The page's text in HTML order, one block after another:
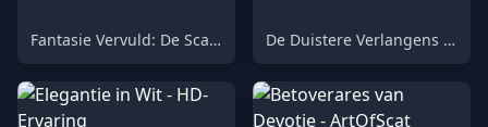
Fantasie Vervuld: De Scat Pipeline-Ervaring De Duistere Verlangens van Lady Latrine - ArtOfScat